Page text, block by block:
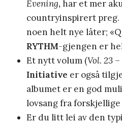
Evening,har et mer
countryinspirert preg.
noen helt nye låter;
RYTHM-gjengen er
Et nytt volum (Vol. 23
Initiative er også
albumet er en god
lovsang fra
Er du litt lei av den